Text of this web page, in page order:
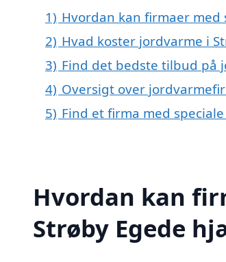
1) Hvordan kan firmaer
2) Hvad koster jordvarme i
3) Find det bedste tilbud på
4) Oversigt over
5) Find et firma med
Hvordan kan
Strøby Egede